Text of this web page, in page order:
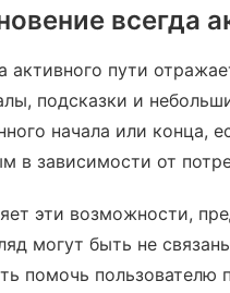
всегда
активного пути
подсказки и
начала или конца,
в зависимости от
эти возможности,
могут быть не
помочь пользователю